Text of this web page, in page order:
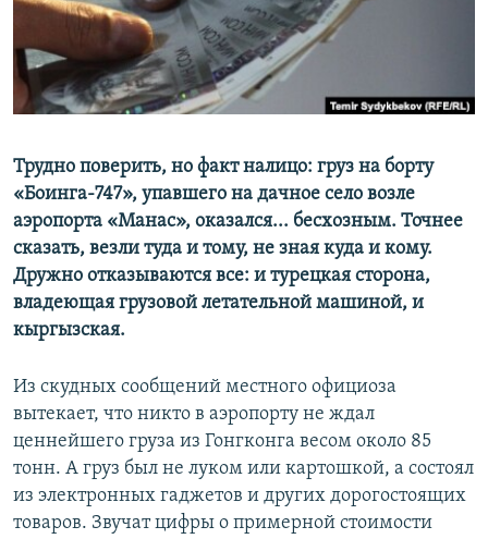
Трудно поверить, но факт налицо: груз на борту
«Боинга-747», упавшего на дачное село возле
аэропорта «Манас», оказался... бесхозным. Точнее
сказать, везли туда и тому, не зная куда и кому.
Дружно отказываются все: и турецкая сторона,
владеющая грузовой летательной машиной, и
кыргызская.
Из скудных сообщений местного официоза
вытекает, что никто в аэропорту не ждал
ценнейшего груза из Гонгконга весом около 85
тонн. А груз был не луком или картошкой, а состоял
из электронных гаджетов и других дорогостоящих
товаров. Звучат цифры о примерной стоимости